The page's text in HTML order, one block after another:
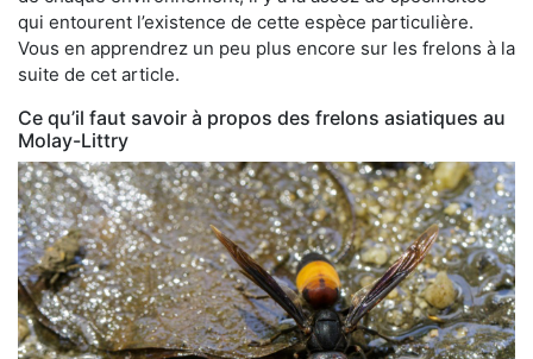
qui entourent l’existence de cette espèce particulière.
Vous en apprendrez un peu plus encore sur les frelons à la
suite de cet article.
Ce qu’il faut savoir à propos des frelons asiatiques au
Molay-Littry